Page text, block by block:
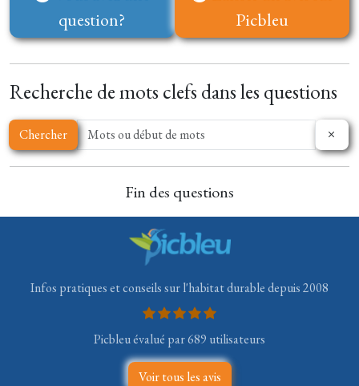
question?
Picbleu
Recherche de mots clefs dans les questions
Chercher
Fin des questions
Infos pratiques et conseils sur l'habitat durable depuis 2008
Picbleu évalué par 689 utilisateurs
Voir tous les avis